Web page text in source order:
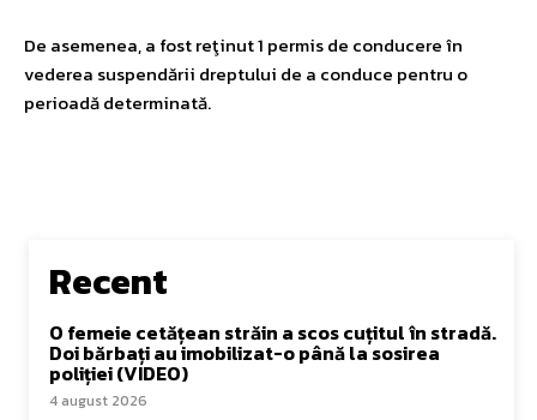
De asemenea, a fost reţinut 1 permis de conducere în
vederea suspendării dreptului de a conduce pentru o
perioadă determinată.
Recent
O femeie cetățean străin a scos cuțitul în stradă.
Doi bărbați au imobilizat-o până la sosirea
poliției (VIDEO)
4 august 2026